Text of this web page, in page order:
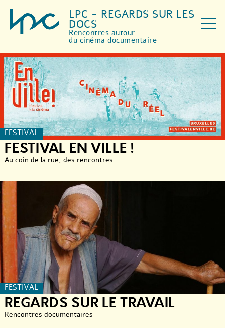
LPC - REGARDS SUR LES
DOCS
Rencontres autour
du cinéma documentaire
FESTIVAL
FESTIVAL EN VILLE !
Au coin de la rue, des rencontres
FESTIVAL
REGARDS SUR LE TRAVAIL
Rencontres documentaires